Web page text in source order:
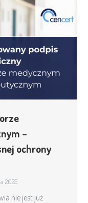
–
ochrony
2025
nie jest już